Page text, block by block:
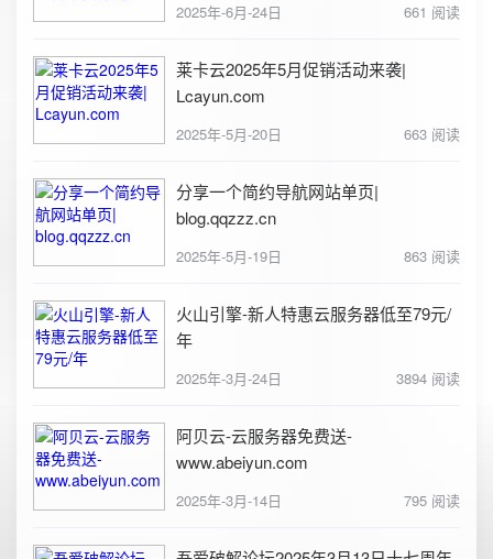
2025年-6月-24日 661 阅读
莱卡云2025年5月促销活动来袭|
Lcayun.com
2025年-5月-20日 663 阅读
分享一个简约导航网站单页|
blog.qqzzz.cn
2025年-5月-19日 863 阅读
火山引擎-新人特惠云服务器低至79元/
年
2025年-3月-24日 3894 阅读
阿贝云-云服务器免费送-
www.abeiyun.com
2025年-3月-14日 795 阅读